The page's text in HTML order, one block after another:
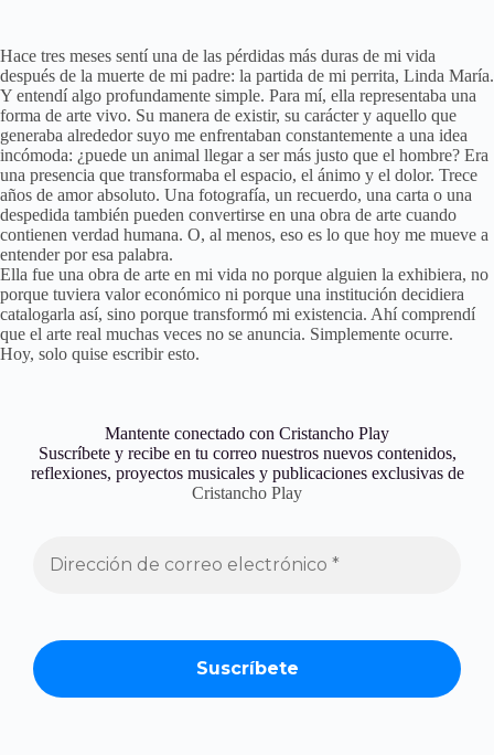
Hace tres meses sentí una de las pérdidas más duras de mi vida
después de la muerte de mi padre: la partida de mi perrita, Linda María.
Y entendí algo profundamente simple. Para mí, ella representaba una
forma de arte vivo. Su manera de existir, su carácter y aquello que
generaba alrededor suyo me enfrentaban constantemente a una idea
incómoda: ¿puede un animal llegar a ser más justo que el hombre? Era
una presencia que transformaba el espacio, el ánimo y el dolor. Trece
años de amor absoluto. Una fotografía, un recuerdo, una carta o una
despedida también pueden convertirse en una obra de arte cuando
contienen verdad humana. O, al menos, eso es lo que hoy me mueve a
entender por esa palabra.
Ella fue una obra de arte en mi vida no porque alguien la exhibiera, no
porque tuviera valor económico ni porque una institución decidiera
catalogarla así, sino porque transformó mi existencia. Ahí comprendí
que el arte real muchas veces no se anuncia. Simplemente ocurre.
Hoy, solo quise escribir esto.
Mantente conectado con Cristancho Play
Suscríbete y recibe en tu correo nuestros nuevos contenidos,
reflexiones, proyectos musicales y publicaciones exclusivas de
Cristancho Play